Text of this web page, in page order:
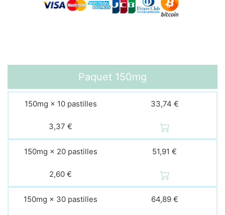
Paquet 150mg
150mg × 10 pastilles 33,74 €
3,37 €
150mg × 20 pastilles 51,91 €
2,60 €
150mg × 30 pastilles 64,89 €